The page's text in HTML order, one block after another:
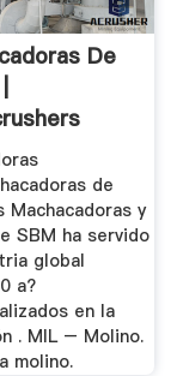
De
de
Machacadoras y
SBM ha servido
global
a?
en la
. MIL – Molino.
molino.